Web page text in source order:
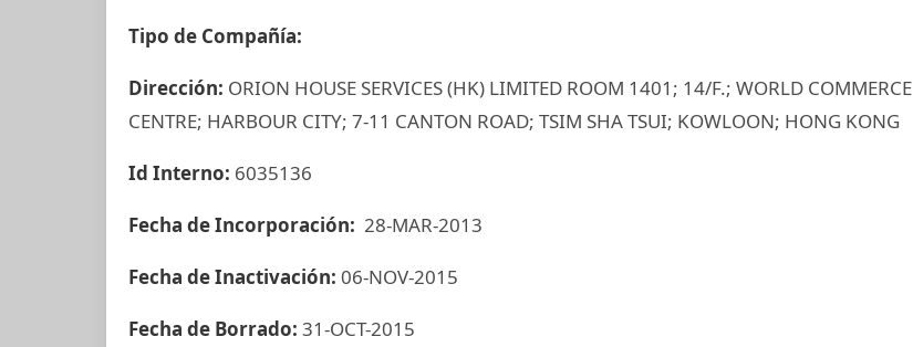
Tipo de Compañía:
Dirección: ORION HOUSE SERVICES (HK) LIMITED ROOM 1401; 14/F.; WORLD COMMERCE
CENTRE; HARBOUR CITY; 7-11 CANTON ROAD; TSIM SHA TSUI; KOWLOON; HONG KONG
Id Interno: 6035136
Fecha de Incorporación: 28-MAR-2013
Fecha de Inactivación: 06-NOV-2015
Fecha de Borrado: 31-OCT-2015